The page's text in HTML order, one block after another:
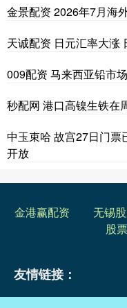
金景配资 2026年7月海
天诚配资 日元汇率大涨
009配资 马来西亚铅市
秒配网 港口高镍生铁在
中玉束哈 故宫27日门票
开放
金港赢配资 无锡
股
友情链接：